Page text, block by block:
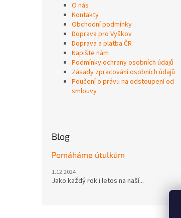
O nás
Kontakty
Obchodní podmínky
Doprava pro Vyškov
Doprava a platba ČR
Napište nám
Podmínky ochrany osobních údajů
Zásady zpracování osobních údajů
Poučení o právu na odstoupení od
smlouvy
Blog
Pomáháme útulkům
1.12.2024
Jako každý rok i letos na naší...